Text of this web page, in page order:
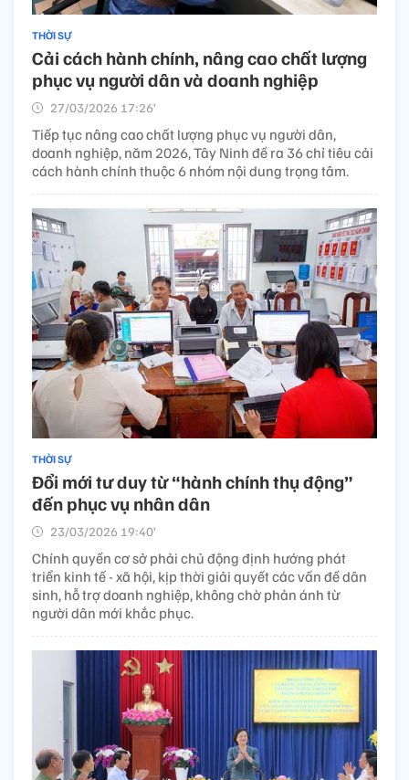
THỜI SỰ
Cải cách hành chính, nâng cao chất lượng
phục vụ người dân và doanh nghiệp
27/03/2026 17:26’
Tiếp tục nâng cao chất lượng phục vụ người dân,
doanh nghiệp, năm 2026, Tây Ninh đề ra 36 chỉ tiêu cải
cách hành chính thuộc 6 nhóm nội dung trọng tâm.
THỜI SỰ
Đổi mới tư duy từ “hành chính thụ động”
đến phục vụ nhân dân
23/03/2026 19:40’
Chính quyền cơ sở phải chủ động định hướng phát
triển kinh tế - xã hội, kịp thời giải quyết các vấn đề dân
sinh, hỗ trợ doanh nghiệp, không chờ phản ánh từ
người dân mới khắc phục.